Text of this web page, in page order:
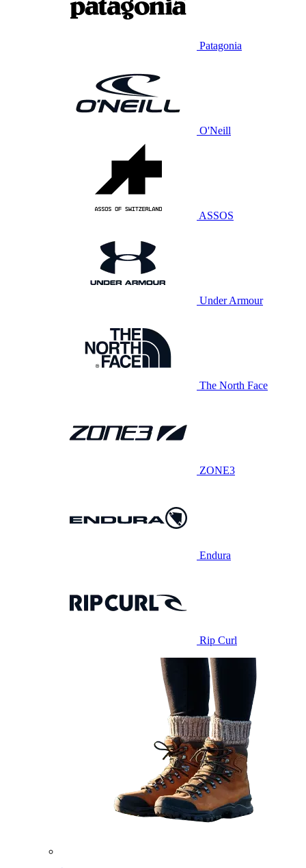
Patagonia
O'Neill
ASSOS
Under Armour
The North Face
ZONE3
Endura
Rip Curl